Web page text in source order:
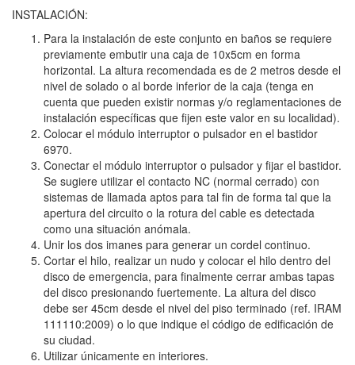
INSTALACIÓN:
Para la instalación de este conjunto en baños se requiere
previamente embutir una caja de 10x5cm en forma
horizontal. La altura recomendada es de 2 metros desde el
nivel de solado o al borde inferior de la caja (tenga en
cuenta que pueden existir normas y/o reglamentaciones de
instalación específicas que fijen este valor en su localidad).
Colocar el módulo interruptor o pulsador en el bastidor
6970.
Conectar el módulo interruptor o pulsador y fijar el bastidor.
Se sugiere utilizar el contacto NC (normal cerrado) con
sistemas de llamada aptos para tal fin de forma tal que la
apertura del circuito o la rotura del cable es detectada
como una situación anómala.
Unir los dos imanes para generar un cordel continuo.
Cortar el hilo, realizar un nudo y colocar el hilo dentro del
disco de emergencia, para finalmente cerrar ambas tapas
del disco presionando fuertemente. La altura del disco
debe ser 45cm desde el nivel del piso terminado (ref. IRAM
111110:2009) o lo que indique el código de edificación de
su ciudad.
Utilizar únicamente en interiores.